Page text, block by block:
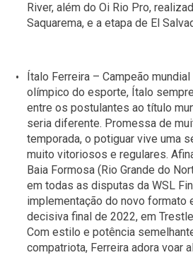
River, além do Oi Rio Pro,
Saquarema, e a etapa de El
Ítalo Ferreira – Campeão
olímpico do esporte, Ítalo
entre os postulantes ao título
seria diferente. Promessa de
temporada, o potiguar vive uma
muito vitoriosos e regulares.
Baia Formosa (Rio Grande do
em todas as disputas da WSL
implementação do novo formato
decisiva final de 2022, em
Com estilo e potência
compatriota, Ferreira adora voar